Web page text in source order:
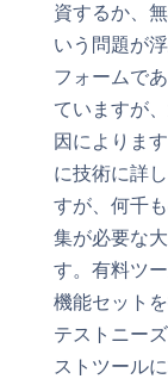
資するか、
いう問題が
フォームで
ていますが
因によりま
に技術に詳
すが、何千
集が必要な
す。有料ツ
機能セット
テストニー
ストツール